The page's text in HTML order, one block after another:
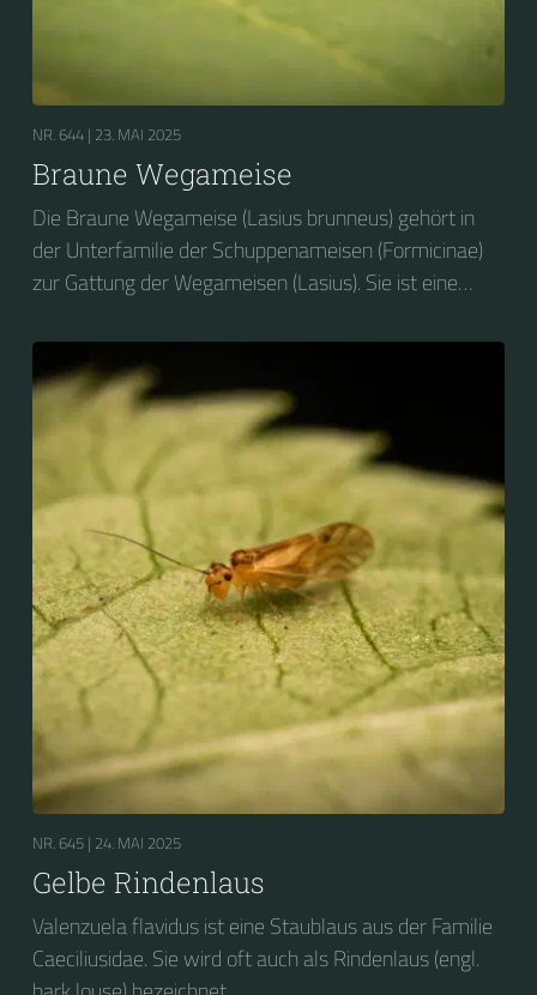
NR. 644 | 23. MAI 2025
Braune Wegameise
Die Braune Wegameise (Lasius brunneus) gehört in
der Unterfamilie der Schuppenameisen (Formicinae)
zur Gattung der Wegameisen (Lasius). Sie ist eine
bevorzugt vom Honigtau der Blattläuse ernährt.
NR. 645 | 24. MAI 2025
Gelbe Rindenlaus
Valenzuela flavidus ist eine Staublaus aus der Familie
Caeciliusidae. Sie wird oft auch als Rindenlaus (engl.